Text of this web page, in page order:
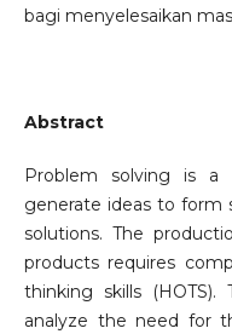
bagi menyelesaikan
Abstract
Problem solving is
generate ideas to form
solutions. The
products requires
thinking skills
analyze the need for